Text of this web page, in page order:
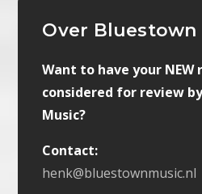
Over Bluestown
Want to have your NEW
considered for review
Music?
Contact:
henk@bluestownmusic.nl